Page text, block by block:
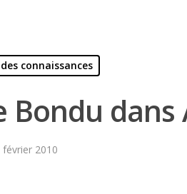
connaissances
Bondu dans
février 2010